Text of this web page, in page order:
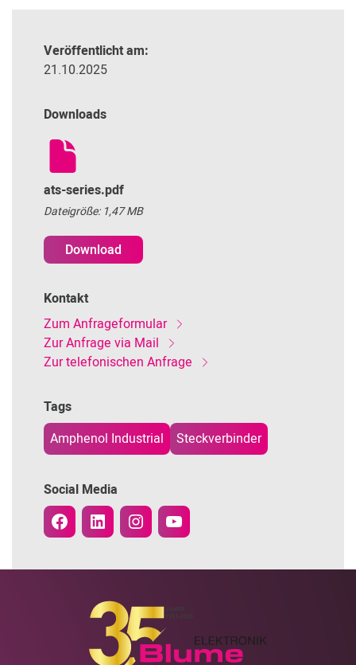
Veröffentlicht am:
21.10.2025
Downloads
ats-series.pdf
Dateigröße: 1,47 MB
Download
Kontakt
Zum Anfrageformular
Zur Anfrage via Mail
Zur telefonischen Anfrage
Tags
Amphenol Industrial
Steckverbinder
Social Media